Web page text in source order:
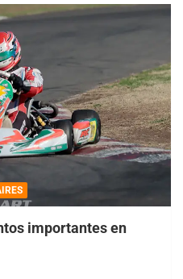
importantes en